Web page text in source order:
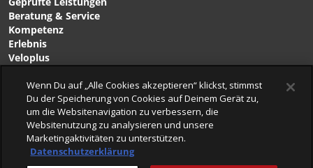
Beratung & Service
Kompetenz
Erlebnis
Veloplus
Karriere
VELOPLUS-BLOG
VELOCLICK
VELOFINDER
Wenn Du auf „Alle Cookies akzeptieren“ klickst, stimmst
Du der Speicherung von Cookies auf Deinem Gerät zu,
um die Websitenavigation zu verbessern, die
Websitenutzung zu analysieren und unsere
Marketingaktivitäten zu unterstützen.
Datenschutzerklärung